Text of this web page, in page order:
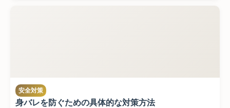
安全対策
身バレを防ぐための具体的な対策方法